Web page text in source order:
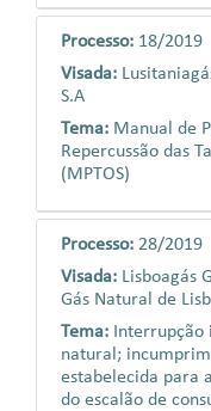
Processo: 18/2019
Visada:
S.A
Tema: Manual de
Repercussão das
(MPTOS)
Processo: 28/2019
Visada: Lisboagás
Gás Natural de
Tema:
natural;
estabelecida para
do escalão de